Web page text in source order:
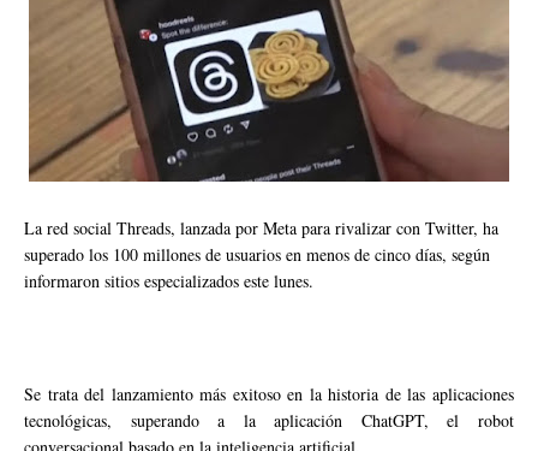
La red social Threads, lanzada por Meta para rivalizar con Twitter, ha
superado los 100 millones de usuarios en menos de cinco días, según
informaron sitios especializados este lunes.
Se trata del lanzamiento más exitoso en la historia de las aplicaciones
tecnológicas, superando a la aplicación ChatGPT, el robot